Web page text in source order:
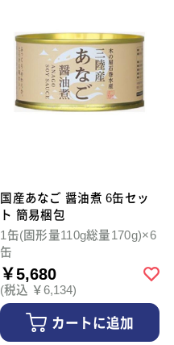
国産あなご 醤油煮 6缶セッ
ト 簡易梱包
1缶(固形量110g総量170g)×6
缶
￥5,680
(税込 ￥6,134)
カートに追加